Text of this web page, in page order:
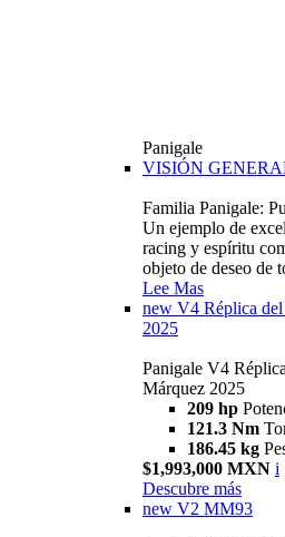
Panigale
VISIÓN
Familia Panigale:
Un ejemplo de
racing y espíritu
objeto de deseo de
Lee Mas
new V4 Réplica
2025
Panigale V4
Márquez 2025
209 hp
121.3 Nm
186.45 kg
$1,993,000 MXN i
Descubre más
new V2 MM93